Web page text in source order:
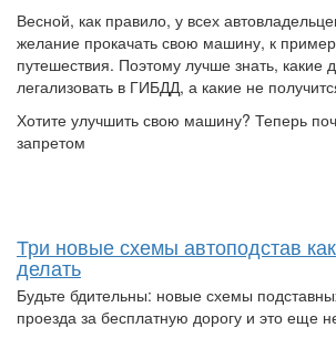
Весной, как правило, у всех
желание прокачать свою машину, к
путешествия. Поэтому лучше знать, какие
легализовать в ГИБДД, а какие не
Хотите улучшить свою машину? Теперь
запретом
Три новые схемы автоподстав
делать
Будьте бдительны: новые схемы
проезда за бесплатную дорогу и это еще